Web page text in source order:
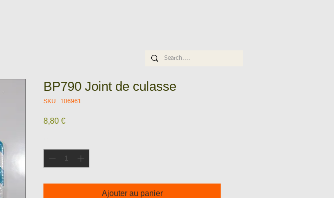
BP790 Joint de culasse
SKU : 106961
8,80 €Prix
Ajouter au panier